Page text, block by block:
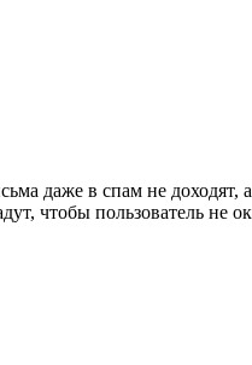
даже в спам не
чтобы пользователь